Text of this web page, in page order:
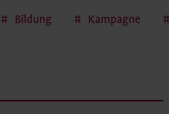
Bildung Kampagne